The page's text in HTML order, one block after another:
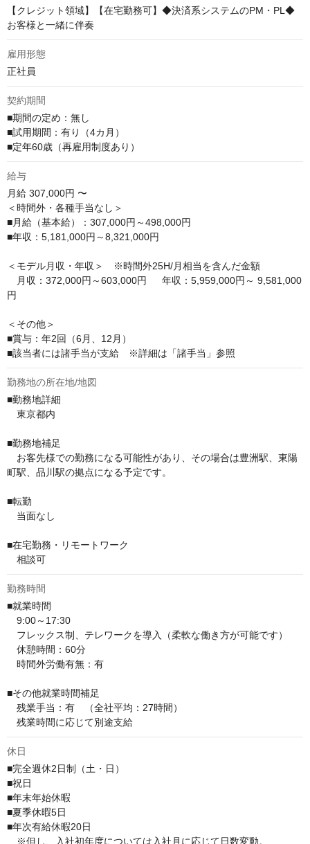
【クレジット領域】【在宅勤務可】◆決済系システムのPM・PL◆
お客様と一緒に伴奏
雇用形態
正社員
契約期間
■期間の定め：無し
■試用期間：有り（4カ月）
■定年60歳（再雇用制度あり）
給与
月給 307,000円 〜
＜時間外・各種手当なし＞
■月給（基本給）：307,000円～498,000円
■年収：5,181,000円～8,321,000円
＜モデル月収・年収＞　※時間外25H/月相当を含んだ金額
月収：372,000円～603,000円  　年収：5,959,000円～ 9,581,000
円
＜その他＞
■賞与：年2回（6月、12月）
■該当者には諸手当が支給　※詳細は「諸手当」参照
勤務地の所在地/地図
■勤務地詳細
東京都内
■勤務地補足
お客先様での勤務になる可能性があり、その場合は豊洲駅、東陽
町駅、品川駅の拠点になる予定です。
■転勤
当面なし
■在宅勤務・リモートワーク
相談可
勤務時間
■就業時間
9:00～17:30
フレックス制、テレワークを導入（柔軟な働き方が可能です）
休憩時間：60分
時間外労働有無：有
■その他就業時間補足
残業手当：有　（全社平均：27時間）
残業時間に応じて別途支給
休日
■完全週休2日制（土・日）
■祝日
■年末年始休暇
■夏季休暇5日
■年次有給休暇20日
※但し、入社初年度については入社月に応じて日数変動。